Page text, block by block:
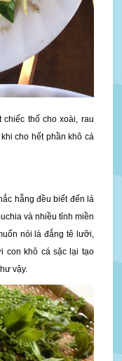
thố cho xoài, rau
cho hết phần khô cá
hẵng đều biết đến lá
và nhiều tỉnh miền
nói là đắng tê lưỡi,
con khô cá sặc lại tạo
vậy.